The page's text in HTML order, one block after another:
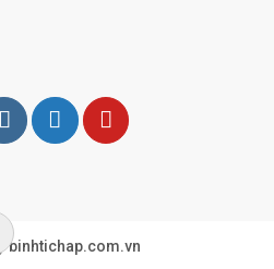
binhtichap.com.vn